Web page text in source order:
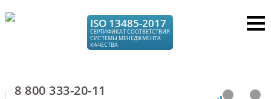
ISO 13485-2017
СЕРТИФИКАТ СООТВЕТСТВИЯ
СИСТЕМЫ МЕНЕДЖМЕНТА
КАЧЕСТВА
8 800 333-20-11